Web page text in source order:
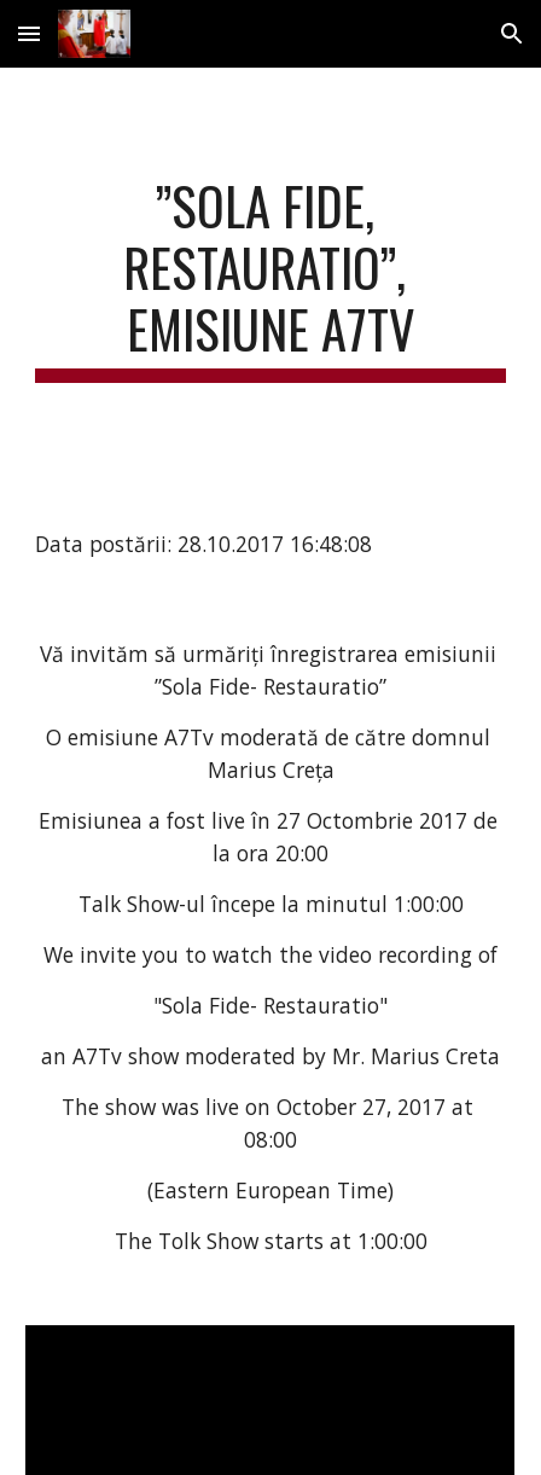
Skip to main content Skip to navigation
”SOLA FIDE,
RESTAURATIO”,
EMISIUNE A7TV
Data postării: 28.10.2017 16:48:08
Vă invităm să urmăriți înregistrarea emisiunii
”Sola Fide- Restauratio”
O emisiune A7Tv moderată de către domnul
Marius Creța
Emisiunea a fost live în 27 Octombrie 2017 de
la ora 20:00
Talk Show-ul începe la minutul 1:00:00
We invite you to watch the video recording of
"Sola Fide- Restauratio"
an A7Tv show moderated by Mr. Marius Creta
The show was live on October 27, 2017 at
08:00
(Eastern European Time)
The Tolk Show starts at 1:00:00